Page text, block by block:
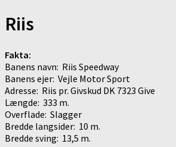
Riis
Fakta:
Banens navn: Riis Speedway
Banens ejer: Vejle Motor Sport
Adresse: Riis pr. Givskud DK 7323 Give
Længde: 333 m.
Overflade: Slagger
Bredde langsider: 10 m.
Bredde sving: 13,5 m.